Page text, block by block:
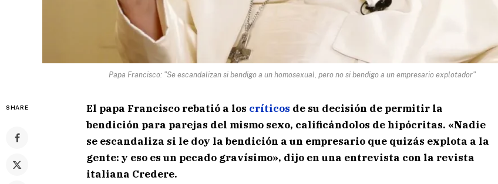
Papa Francisco: "Se escandalizan si bendigo a un homosexual, pero no si bendigo a un empresario explotador"
SHARE El papa Francisco rebatió a los críticos de su decisión de permitir la
bendición para parejas del mismo sexo, calificándolos de hipócritas. «Nadie
se escandaliza si le doy la bendición a un empresario que quizás explota a la
gente: y eso es un pecado gravísimo», dijo en una entrevista con la revista
italiana Credere.